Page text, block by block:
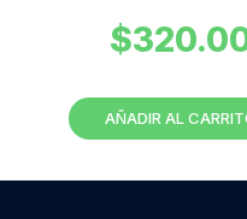
$
AÑADIR AL